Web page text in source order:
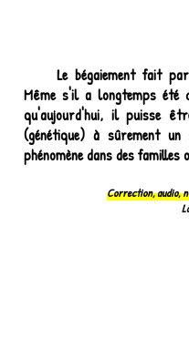
Le bégaiement fait
Même s'il a longtemps été
qu'aujourd'hui, il puisse
(génétique) à sûrement
phénomène dans des
Correction, audio,